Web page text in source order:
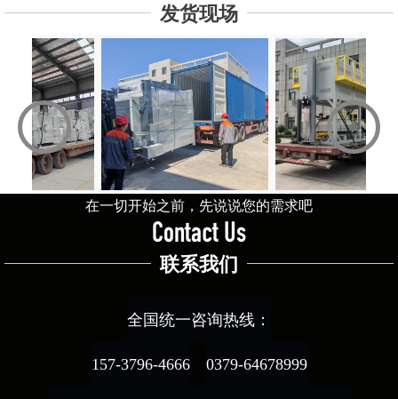
发货现场
‹ ›
在一切开始之前，先说说您的需求吧
Contact Us
联系我们
全国统一咨询热线：
157-3796-4666 0379-64678999